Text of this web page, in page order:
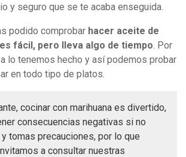
y seguro que se te acaba enseguida.
podido comprobar hacer aceite de
fácil, pero lleva algo de tiempo. Por
lo tenemos hecho y así podemos probar
en todo tipo de platos.
cocinar con marihuana es divertido,
consecuencias negativas si no
tomas precauciones, por lo que
a consultar nuestras